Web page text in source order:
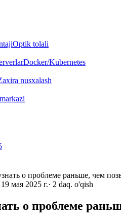
Optik tolali
Docker/Kubernetes
nusxalash
о проблеме раньше, чем
19 мая 2025 г.· 2 daq. o'qish
о проблеме